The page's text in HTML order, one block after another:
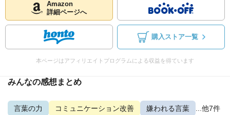
Amazon
詳細ページへ
購入ストア一覧
本ページはアフィリエイトプログラムによる収益を得ています
みんなの感想まとめ
言葉の力 コミュニケーション改善 嫌われる言葉 ...他7件